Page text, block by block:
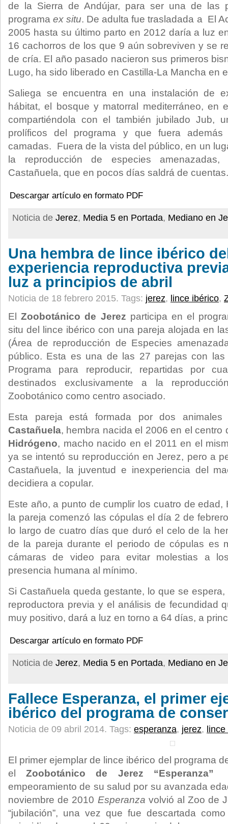
de la Sierra de Andújar, para ser una de las
programaex situ. De adulta fue trasladada a El
2005 hasta su último parto en 2012 daría a luz
16 cachorros de los que 9 aún sobreviven y se
de cría. El año pasado nacieron sus primeros
Lugo, ha sido liberado en Castilla-La Mancha en
Saliega se encuentra en una instalación de
hábitat, el bosque y matorral mediterráneo, en
compartiéndola con el también jubilado Jub,
prolíficos del programa y que fuera
camadas. Fuera de la vista del público, en un
la reproducción de especies
Castañuela, que en pocos días saldrá de cuentas.
Descargar artículo en formato PDF
Noticia de Jerez, Media 5 en Portada, Mediano en
Una hembra de lince ibérico
experiencia reproductiva
luz a principios de abril
Noticia de 18 febrero 2015. Tags: jerez, lince ibérico,
ElZoobotánico de Jerez participa en el
situ del lince ibérico con una pareja alojada en
(Área de reproducción de Especies
público. Esta es una de las 27 parejas con
Programa para reproducir, repartidas por
destinados exclusivamente a la
Zoobotánico como centro asociado.
Esta pareja está formada por dos animales
Castañuela, hembra nacida el 2006 en el centro
Hidrógeno, macho nacido en el 2011 en el
ya se intentó su reproducción en Jerez, pero a
Castañuela, la juventud e inexperiencia del
decidiera a copular.
Este año, a punto de cumplir los cuatro de edad,
la pareja comenzó las cópulas el día 2 de
lo largo de cuatro días que duró el celo de la
de la pareja durante el periodo de cópulas es
cámaras de video para evitar molestias a
presencia humana al mínimo.
Si Castañuela queda gestante, lo que se
reproductora previa y el análisis de fecundidad
muy positivo, dará a luz en torno a 64 días, a
Descargar artículo en formato PDF
Noticia de Jerez, Media 5 en Portada, Mediano en
Fallece Esperanza, el primer
ibérico del programa de
Noticia de 09 abril 2014. Tags: esperanza, jerez,
El primer ejemplar de lince ibérico del programa
elZoobotánico de Jerez “Esperanza”
empeoramiento de su salud por su avanzada
noviembre de 2010 Esperanza volvió al Zoo de
“jubilación”, una vez que fue descartada